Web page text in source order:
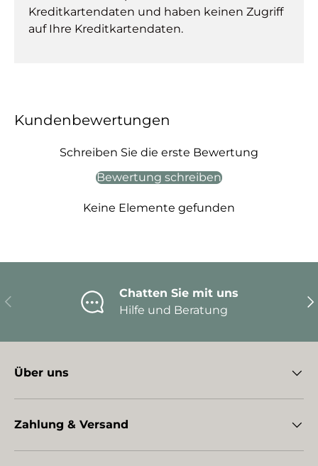
Kreditkartendaten und haben keinen Zugriff
auf Ihre Kreditkartendaten.
Kundenbewertungen
Schreiben Sie die erste Bewertung
Bewertung schreiben
Keine Elemente gefunden
Vorherige
Chatten Sie mit uns
Hilfe und Beratung
Über uns
Zahlung & Versand